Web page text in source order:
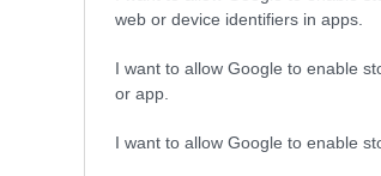
web or device identifiers in apps.
I want to allow Google to enable
or app.
I want to allow Google to enable